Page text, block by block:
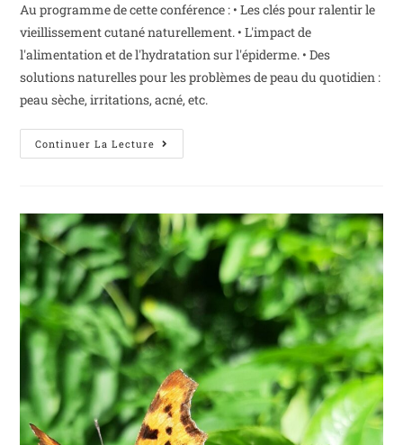
Au programme de cette conférence : • Les clés pour ralentir le
vieillissement cutané naturellement. • L'impact de
l'alimentation et de l'hydratation sur l'épiderme. • Des
solutions naturelles pour les problèmes de peau du quotidien :
peau sèche, irritations, acné, etc.
Continuer La Lecture